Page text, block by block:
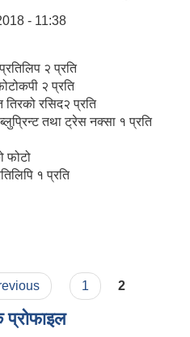
- 11:38
२ प्रति
२ प्रति
रसिद२ प्रति
तथा ट्रेस नक्सा १ प्रति
फोटो
१ प्रति
1 2
प्रोफाइल